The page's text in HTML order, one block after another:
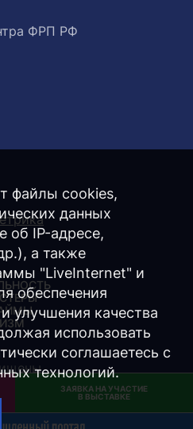
ЗАЯВКА НА УЧАСТИЕ
В ВЫСТАВКЕ
ФРП РФ
Имидж
файлы cookies,
данных
об IP-адресе,
а также
"LiveInternet" и
обеспечения
улучшения качества
использовать
соглашаетесь с
технологий.